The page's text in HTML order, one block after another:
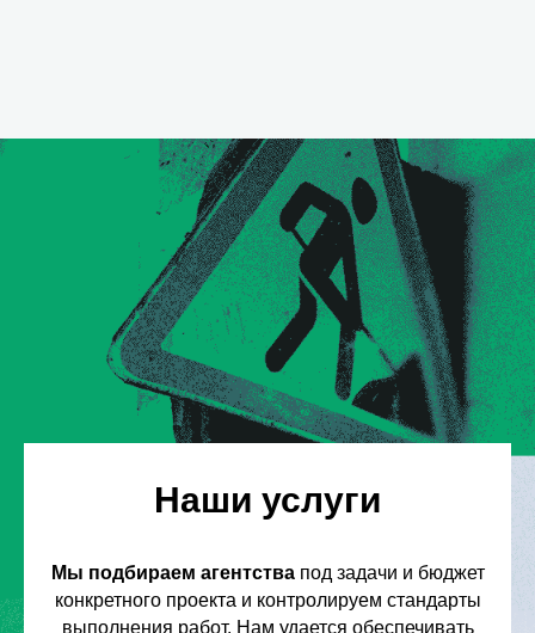
Наши услуги
Мы подбираем агентствапод задачи и бюджет
конкретного проекта и контролируем стандарты
выполнения работ. Нам удается обеспечивать